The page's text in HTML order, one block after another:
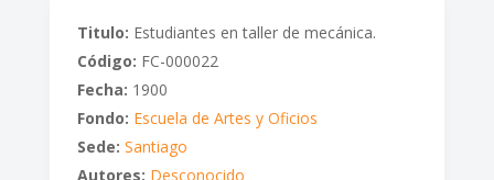
Titulo: Estudiantes en taller de mecánica.
Código: FC-000022
Fecha: 1900
Fondo: Escuela de Artes y Oficios
Sede: Santiago
Autores: Desconocido